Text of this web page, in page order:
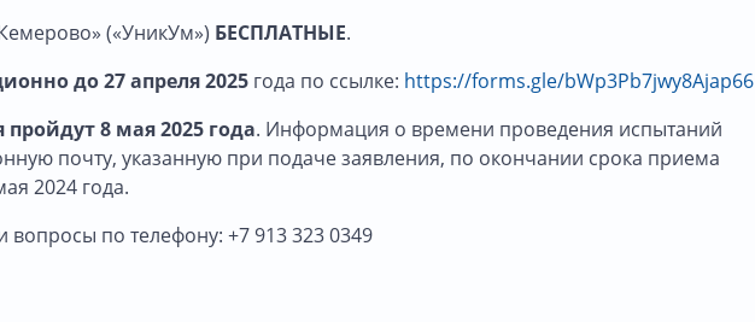
(«УникУм») БЕСПЛАТНЫЕ.
до 27 апреля 2025 года по ссылке: https://forms.gle/bWp3Pb7jwy8Ajap66
8 мая 2025 года. Информация о времени проведения испытаний
почту, указанную при подаче заявления, по окончании срока приема
2024 года.
вопросы по телефону: +7 913 323 0349